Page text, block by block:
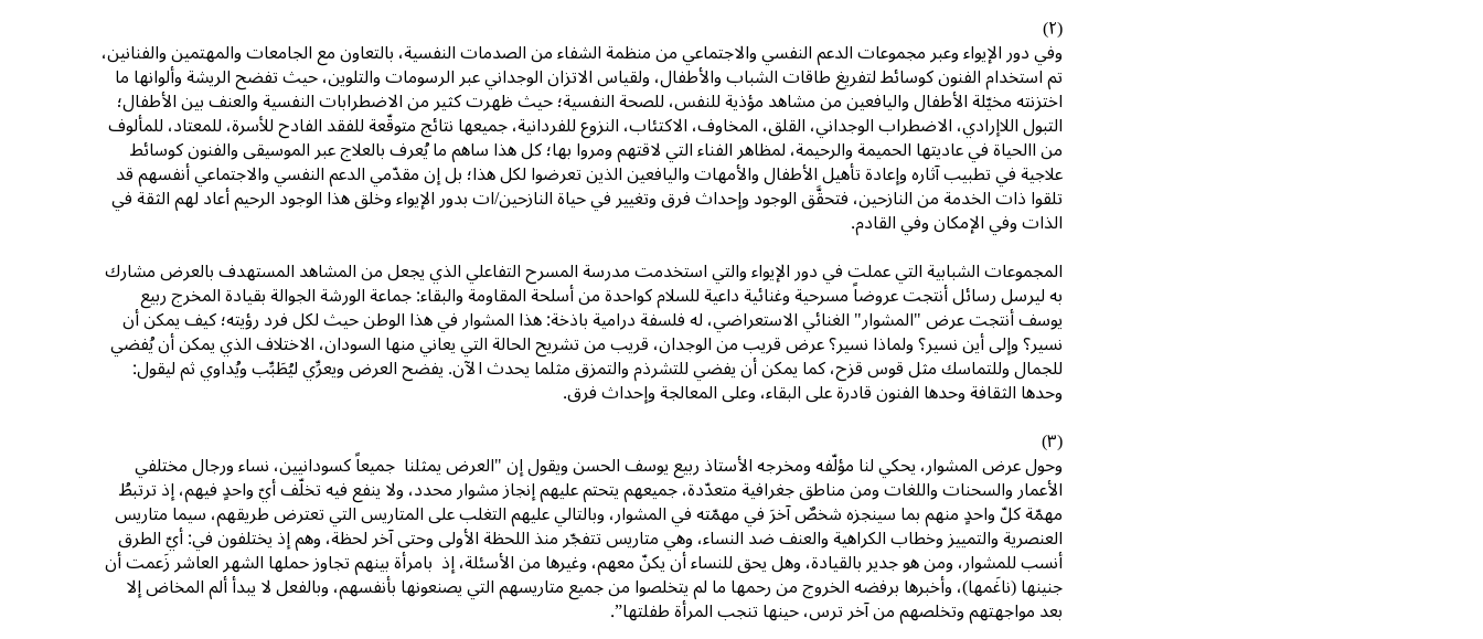
(٢)
وفي دور الإيواء وعبر مجموعات الدعم النفسي والاجتماعي من منظمة الشفاء من الصدمات النفسية، بالتعاون مع الجامعات والمهتمين والفنانين،
تم استخدام الفنون كوسائط لتفريغ طاقات الشباب والأطفال، ولقياس الاتزان الوجداني عبر الرسومات والتلوين، حيث تفضح الريشة وألوانها ما
اختزنته مخيّلة الأطفال واليافعين من مشاهد مؤذية للنفس، للصحة النفسية؛ حيث ظهرت كثير من الاضطرابات النفسية والعنف بين الأطفال؛
التبول اللاإرادي، الاضطراب الوجداني، القلق، المخاوف، الاكتئاب، النزوع للفردانية، جميعها نتائج متوقّعة للفقد الفادح للأسرة، للمعتاد، للمألوف
من االحياة في عاديتها الحميمة والرحيمة، لمظاهر الفناء التي لاقتهم ومروا بها؛ كل هذا ساهم ما يُعرف بالعلاج عبر الموسيقى والفنون كوسائط
علاجية في تطبيب آثاره وإعادة تأهيل الأطفال والأمهات واليافعين الذين تعرضوا لكل هذا؛ بل إن مقدّمي الدعم النفسي والاجتماعي أنفسهم قد
تلقوا ذات الخدمة من النازحين، فتحقَّق الوجود وإحداث فرق وتغيير في حياة النازحين/ات بدور الإيواء وخلق هذا الوجود الرحيم أعاد لهم الثقة في
الذات وفي الإمكان وفي القادم.
المجموعات الشبابية التي عملت في دور الإيواء والتي استخدمت مدرسة المسرح التفاعلي الذي يجعل من المشاهد المستهدف بالعرض مشارك
به ليرسل رسائل أنتجت عروضاً مسرحية وغنائية داعية للسلام كواحدة من أسلحة المقاومة والبقاء: جماعة الورشة الجوالة بقيادة المخرج ربيع
يوسف أنتجت عرض "المشوار" الغنائي الاستعراضي، له فلسفة درامية باذخة: هذا المشوار في هذا الوطن حيث لكل فرد رؤيته؛ كيف يمكن أن
نسير؟ وإلى أين نسير؟ ولماذا نسير؟ عرض قريب من الوجدان، قريب من تشريح الحالة التي يعاني منها السودان، الاختلاف الذي يمكن أن يُفضي
للجمال وللتماسك مثل قوس قزح، كما يمكن أن يفضي للتشرذم والتمزق مثلما يحدث الآن. يفضح العرض ويعرِّي ليُطَبِّب ويُداوي ثم ليقول:
وحدها الثقافة وحدها الفنون قادرة على البقاء، وعلى المعالجة وإحداث فرق.
(٣)
وحول عرض المشوار، يحكي لنا مؤلّفه ومخرجه الأستاذ ربيع يوسف الحسن ويقول إن "العرض يمثلنا جميعاً كسودانيين، نساء ورجال مختلفي
الأعمار والسحنات واللغات ومن مناطق جغرافية متعدّدة، جميعهم يتحتم عليهم إنجاز مشوار محدد، ولا ينفع فيه تخلّف أيّ واحدٍ فيهم، إذ ترتبطُ
مهمّة كلّ واحدٍ منهم بما سينجزه شخصٌ آخرَ في مهمّته في المشوار، وبالتالي عليهم التغلب على المتاريس التي تعترض طريقهم، سيما متاريس
العنصرية والتمييز وخطاب الكراهية والعنف ضد النساء، وهي متاريس تتفجّر منذ اللحظة الأولى وحتى آخر لحظة، وهم إذ يختلفون في: أيّ الطرق
أنسب للمشوار، ومن هو جدير بالقيادة، وهل يحق للنساء أن يكنّ معهم، وغيرها من الأسئلة، إذ بامرأة بينهم تجاوز حملها الشهر العاشر زَعمت أن
جنينها (ناغَمها)، وأخبرها برفضه الخروج من رحمها ما لم يتخلصوا من جميع متاريسهم التي يصنعونها بأنفسهم، وبالفعل لا يبدأ ألم المخاض إلا
بعد مواجهتهم وتخلصهم من آخر ترس، حينها تنجب المرأة طفلتها”.